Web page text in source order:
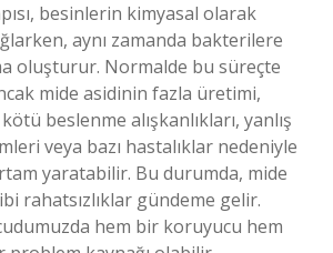
besinlerin kimyasal olarak
aynı zamanda bakterilere
oluşturur. Normalde bu süreçte
mide asidinin fazla üretimi,
beslenme alışkanlıkları, yanlış
veya bazı hastalıklar nedeniyle
yaratabilir. Bu durumda, mide
rahatsızlıklar gündeme gelir.
hem bir koruyucu hem